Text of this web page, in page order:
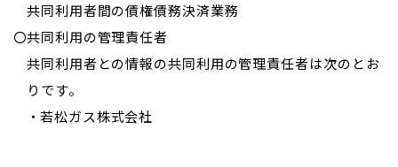
共同利用者間の債権債務決済業務
共同利用の管理責任者
共同利用者との情報の共同利用の管理責任者は次のとお
りです。
若松ガス株式会社